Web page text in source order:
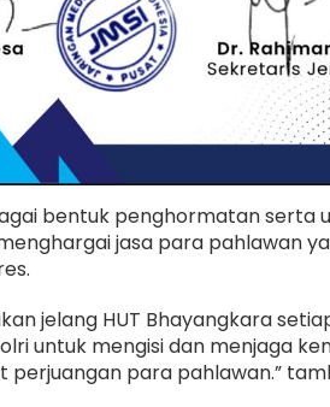
bentuk penghormatan serta
jasa para pahlawan
jelang HUT Bhayangkara
untuk mengisi dan menjaga
perjuangan para pahlawan.”